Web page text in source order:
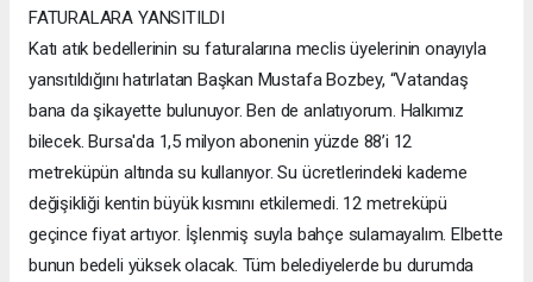
FATURALARA YANSITILDI
Katı atık bedellerinin su faturalarına meclis üyelerinin onayıyla
yansıtıldığını hatırlatan Başkan Mustafa Bozbey, “Vatandaş
bana da şikayette bulunuyor. Ben de anlatıyorum. Halkımız
bilecek. Bursa'da 1,5 milyon abonenin yüzde 88’i 12
metreküpün altında su kullanıyor. Su ücretlerindeki kademe
değişikliği kentin büyük kısmını etkilemedi. 12 metreküpü
geçince fiyat artıyor. İşlenmiş suyla bahçe sulamayalım. Elbette
bunun bedeli yüksek olacak. Tüm belediyelerde bu durumda